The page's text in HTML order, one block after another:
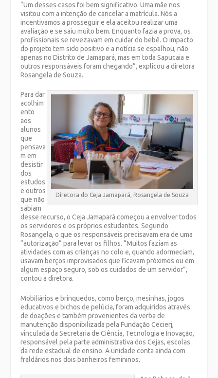
“Um desses casos foi bem significativo. Uma mãe nos
visitou com a intenção de cancelar a matrícula. Nós a
incentivamos a prosseguir e ela aceitou realizar uma
avaliação e se saiu muito bem. Enquanto fazia a prova, os
profissionais se revezavam em cuidar do bebê. O impacto
do projeto tem sido positivo e a notícia se espalhou, não
apenas no Distrito de Jamapará, mas em toda Sapucaia e
outros responsáveis foram chegando”, explicou a diretora
Rosangela de Souza.
Diretora do Ceja Jamapará, Rosangela de Souza
Para dar
acolhim
ento
aos
alunos
que
pensava
m em
desistir
dos
estudos
e outros
que não
sabiam
desse recurso, o Ceja Jamapará começou a envolver todos
os servidores e os próprios estudantes. Segundo
Rosangela, o que os responsáveis precisavam era de uma
“autorização” para levar os filhos. “Muitos faziam as
atividades com as crianças no colo e, quando adormeciam,
usavam berços improvisados que ficavam próximos ou em
algum espaço seguro, sob os cuidados de um servidor”,
contou a diretora.
Mobiliários e brinquedos, como berço, mesinhas, jogos
educativos e bichos de pelúcia, foram adquiridos através
de doações e também provenientes da verba de
manutenção disponibilizada pela Fundação Cecierj,
vinculada da Secretaria de Ciência, Tecnologia e Inovação,
responsável pela parte administrativa dos Cejas, escolas
da rede estadual de ensino. A unidade conta ainda com
fraldários nos dois banheiros femininos.